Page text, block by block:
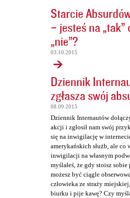
Starcie
– jesteś na „tak”
„nie”?
03.10.2015
Dziennik
zgłasza swój
08.09.2015
Dziennik Internautów
akcji i zgłosił nam swój
się na inwigilację w
amerykańskich służb, ale co
inwigilacji na własnym
myślałeś, że gdy stoisz
możesz być ciągle
człowieka ze straży
biurku i pije kawę? Czy